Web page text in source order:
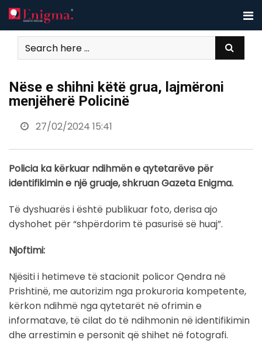
Skip
to
content
Nëse e shihni këtë grua, lajmëroni
menjëherë Policinë
27/02/2024 15:41
Policia ka kërkuar ndihmën e qytetarëve për
identifikimin e një gruaje, shkruan Gazeta Enigma.
Të dyshuarës i është publikuar foto, derisa ajo
dyshohet për “shpërdorim të pasurisë së huaj”.
Njoftimi:
Njësiti i hetimeve të stacionit policor Qendra në
Prishtinë, me autorizim nga prokuroria kompetente,
kërkon ndihmë nga qytetarët në ofrimin e
informatave, të cilat do të ndihmonin në identifikimin
dhe arrestimin e personit që shihet në fotografi.